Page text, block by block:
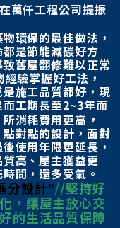
萬仟工程公司提振
環保的最佳做法，
是節能減碳好方
舊屋翻修難以正常
驗掌握好工法，
施工品質都好，現
工期長至2~3年而
消耗費用更高 ，
點對點的設計，面對
使用年限更延長，
高、屋主獲益更
間，還多受氣。
分設計"//堅持好
，讓屋主放心交
的生活品質保障